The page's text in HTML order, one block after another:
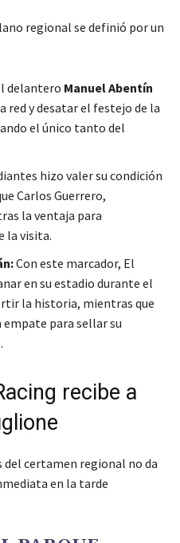
regional se definió por un
delantero Manuel Abentín
red y desatar el festejo de la
el único tanto del
hizo valer su condición
Carlos Guerrero,
la ventaja para
la visita.
Con este marcador, El
en su estadio durante el
la historia, mientras que
para sellar su
recibe a
del certamen regional no da
en la tarde